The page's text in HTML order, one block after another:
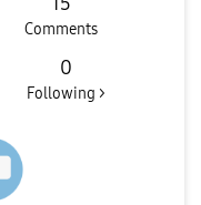
Comments
0
Following >